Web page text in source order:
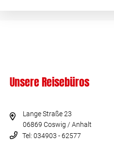
Unsere Reisebüros
Lange Straße 23
06869 Coswig / Anhalt
Tel: 034903 - 62577